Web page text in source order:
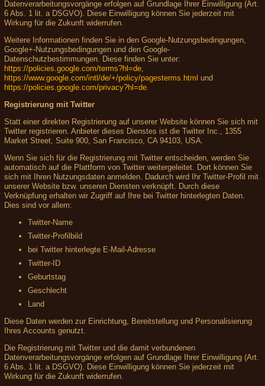
Datenverarbeitungsvorgänge erfolgen auf Grundlage Ihrer Einwilligung (Art.
6 Abs. 1 lit. a DSGVO). Diese Einwilligung können Sie jederzeit mit
Wirkung für die Zukunft widerrufen.
Weitere Informationen finden Sie in den Google-Nutzungsbedingungen,
Google+-Nutzungsbedingungen und den Google-
Datenschutzbestimmungen. Diese finden Sie unter:
https://policies.google.com/terms?hl=de,
https://www.google.com/intl/de/+/policy/pagesterms.html und
https://policies.google.com/privacy?hl=de.
Registrierung mit Twitter
Statt einer direkten Registrierung auf unserer Website können Sie sich mit
Twitter registrieren. Anbieter dieses Dienstes ist die Twitter Inc., 1355
Market Street, Suite 900, San Francisco, CA 94103, USA.
Wenn Sie sich für die Registrierung mit Twitter entscheiden, werden Sie
automatisch auf die Plattform von Twitter weitergeleitet. Dort können Sie
sich mit Ihren Nutzungsdaten anmelden. Dadurch wird Ihr Twitter-Profil mit
unserer Website bzw. unseren Diensten verknüpft. Durch diese
Verknüpfung erhalten wir Zugriff auf Ihre bei Twitter hinterlegten Daten.
Dies sind vor allem:
Twitter-Name
Twitter-Profilbild
bei Twitter hinterlegte E-Mail-Adresse
Twitter-ID
Geburtstag
Geschlecht
Land
Diese Daten werden zur Einrichtung, Bereitstellung und Personalisierung
Ihres Accounts genutzt.
Die Registrierung mit Twitter und die damit verbundenen
Datenverarbeitungsvorgänge erfolgen auf Grundlage Ihrer Einwilligung (Art.
6 Abs. 1 lit. a DSGVO). Diese Einwilligung können Sie jederzeit mit
Wirkung für die Zukunft widerrufen.